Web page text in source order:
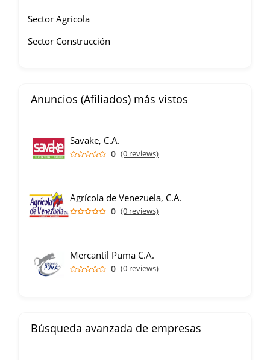
Sector Agrícola
Sector Construcción
Anuncios (Afiliados) más vistos
Savake, C.A.
0 (0 reviews)
Agrícola de Venezuela, C.A.
0 (0 reviews)
Mercantil Puma C.A.
0 (0 reviews)
Búsqueda avanzada de empresas